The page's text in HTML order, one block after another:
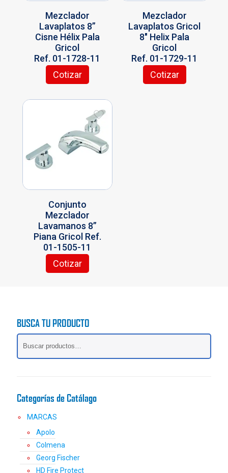
Mezclador
Lavaplatos 8”
Cisne Hélix Pala
Gricol
Ref. 01-1728-11
Cotizar
Mezclador
Lavaplatos Gricol
8″ Helix Pala
Gricol
Ref. 01-1729-11
Cotizar
Conjunto
Mezclador
Lavamanos 8”
Piana Gricol Ref.
01-1505-11
Cotizar
BUSCA TU PRODUCTO
Categorías de Catálago
MARCAS
Apolo
Colmena
Georg Fischer
HD Fire Protect